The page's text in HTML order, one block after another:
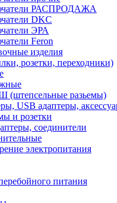
РАСПРОДАЖА
DKC
ЭРА
Feron
изделия
розетки, переходники)
разьемы)
USB адаптеры,
и розетки
соединители
электропитания
питания